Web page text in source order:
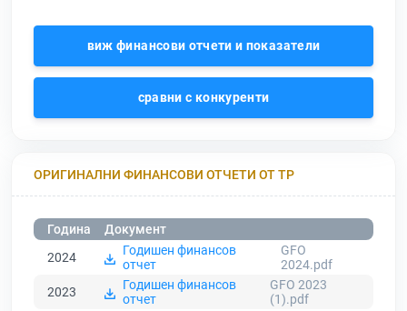
виж финансови отчети и показатели
сравни с конкуренти
ОРИГИНАЛНИ ФИНАНСОВИ ОТЧЕТИ ОТ ТР
Година
Документ
2024
Годишен финансов
отчет
GFO
2024.pdf
2023
Годишен финансов
отчет
GFO 2023
(1).pdf